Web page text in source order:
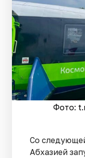
Фото:
Со
Абхазией